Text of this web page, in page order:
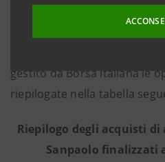
gestito da Borsa Italiana le
riepilogate nella tabella
Riepilogo degli acquisti
Sanpaolo finalizzati